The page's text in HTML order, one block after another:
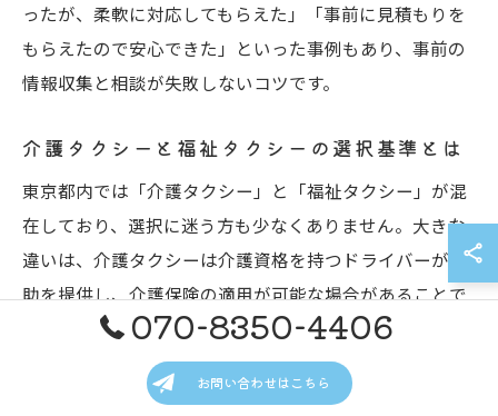
ったが、柔軟に対応してもらえた」「事前に見積もりを
もらえたので安心できた」といった事例もあり、事前の
情報収集と相談が失敗しないコツです。
介護タクシーと福祉タクシーの選択基準とは
東京都内では「介護タクシー」と「福祉タクシー」が混
在しており、選択に迷う方も少なくありません。大きな
違いは、介護タクシーは介護資格を持つドライバーが介
助を提供し、介護保険の適用が可能な場合があることで
す。福祉タクシーは車椅子対応など設備面に重点を置
き、乗降や移動介助は限定的なことが多いです。
選択基準としては、利用者の身体状況や必要な介助内
070-8350-4406
お問い合わせはこちら